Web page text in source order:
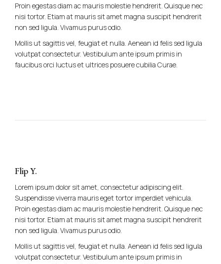
Proin egestas diam ac mauris molestie hendrerit. Quisque nec
nisi tortor. Etiam at mauris sit amet magna suscipit hendrerit
non sed ligula. Vivamus purus odio.
Mollis ut sagittis vel, feugiat et nulla. Aenean id felis sed ligula
volutpat consectetur. Vestibulum ante ipsum primis in
faucibus orci luctus et ultrices posuere cubilia Curae.
Flip Y.
Lorem ipsum dolor sit amet, consectetur adipiscing elit.
Suspendisse viverra mauris eget tortor imperdiet vehicula.
Proin egestas diam ac mauris molestie hendrerit. Quisque nec
nisi tortor. Etiam at mauris sit amet magna suscipit hendrerit
non sed ligula. Vivamus purus odio.
Mollis ut sagittis vel, feugiat et nulla. Aenean id felis sed ligula
volutpat consectetur. Vestibulum ante ipsum primis in